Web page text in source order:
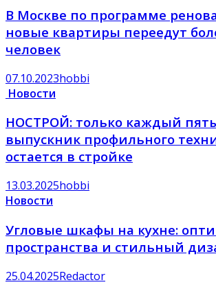
В Москве по программе
новые квартиры переедут
человек
07.10.2023hobbi
Новости
НОСТРОЙ: только каждый
выпускник профильного
остается в стройке
13.03.2025hobbi
Новости
Угловые шкафы на кухне:
пространства и стильный
25.04.2025Redactor